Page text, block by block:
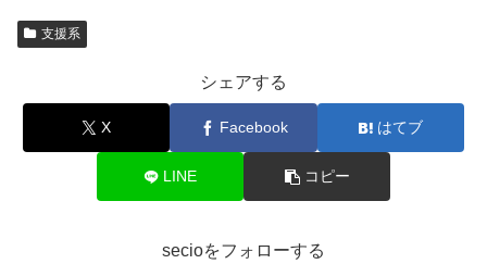
支援系
シェアする
X Facebook はてブ
LINE コピー
secioをフォローする